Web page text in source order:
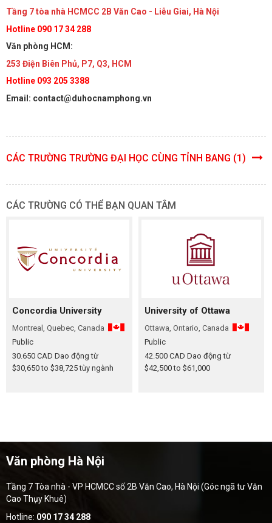
Tầng 7 tòa nhà HCMCC 2B Văn Cao - Liễu Giai, Hà Nội
Hotline 090 17 34 288
Văn phòng HCM:
253 Điện Biên Phủ, P7, Q3, HCM
Hotline 093 205 3388
Email: contact@duhocnamphong.vn
CÁC TRƯỜNG TRƯỜNG ĐẠI HỌC CÙNG TỈNH BANG (1)
CÁC TRƯỜNG CÓ THỂ BẠN QUAN TÂM
Concordia University
Montreal, Quebec, Canada
Public
30.650 CAD Dao động từ
$30,650 to $38,725 tùy ngành
University of Ottawa
Ottawa, Ontario, Canada
Public
42.500 CAD Dao động từ
$42,500 to $61,000
Văn phòng Hà Nội
Tầng 7 Tòa nhà - VP HCMCC số 2B Văn Cao, Hà Nội (Góc ngã tư Văn
Cao Thụy Khuê)
Hotline: 090 17 34 288